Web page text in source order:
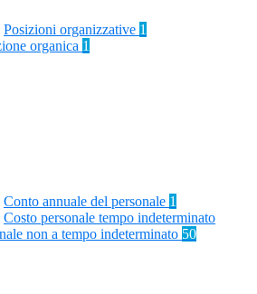
Posizioni organizzative 1
organica 1
Conto annuale del personale 1
Costo personale tempo indeterminato
non a tempo indeterminato 50